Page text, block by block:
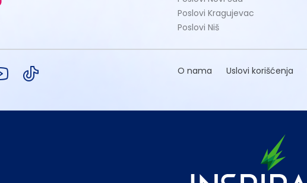
Poslovi Kragujevac
Poslovi Niš
O nama Uslovi korišćenja